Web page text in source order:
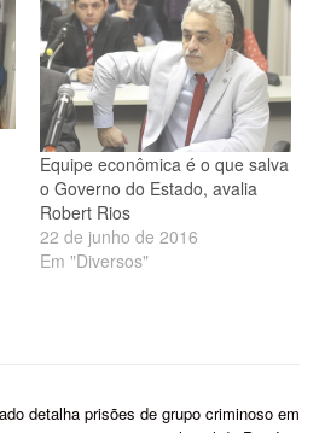
Equipe econômica é o que salva
o Governo do Estado, avalia
Robert Rios
22 de junho de 2016
Em "Diversos"
detalha prisões de grupo criminoso em